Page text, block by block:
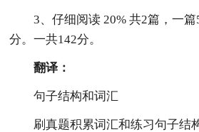
3、仔细阅读 20% 共2篇，一
分。一共142分。
翻译：
句子结构和词汇
刷真题积累词汇和练习句子结